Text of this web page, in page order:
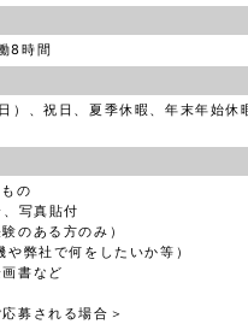
8時間
）、祝日、夏季休暇、年末年始休
の
写真貼付
のある方のみ）
や弊社で何をしたいか等）
書など
募される場合＞